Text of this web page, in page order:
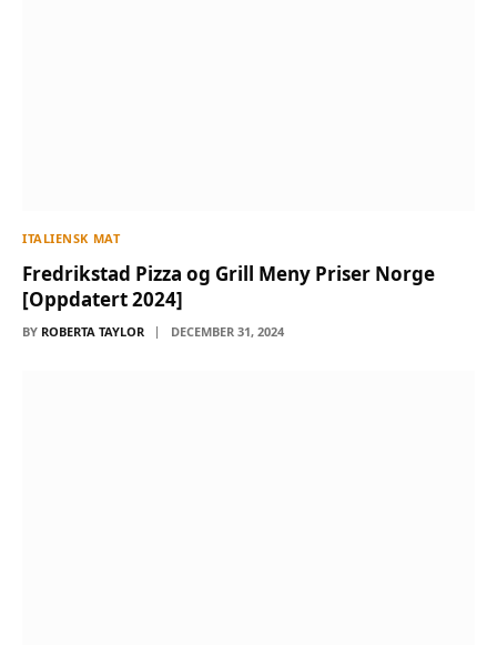
ITALIENSK MAT
Fredrikstad Pizza og Grill Meny Priser Norge
[Oppdatert 2024]
BY ROBERTA TAYLOR DECEMBER 31, 2024